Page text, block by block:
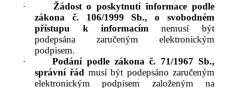
·
Žádost o poskytnutí informace podle
zákona č. 106/1999 Sb., o svobodném
přístupu k informacím nemusí být
podepsána zaručeným elektronickým
podpisem.
·
Podání podle zákona č. 71/1967 Sb.,
správní řád musí být podepsáno zaručeným
elektronickým podpisem založeným na